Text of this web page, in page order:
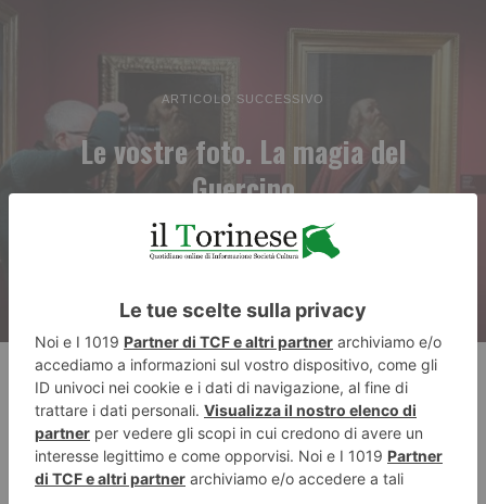
ARTICOLO SUCCESSIVO
Le vostre foto. La magia del
Guercino
RECENTI: